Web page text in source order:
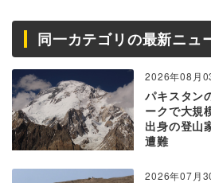
同一カテゴリの最新ニュ
2026年08月
パキスタン
ークで大規
出身の登山
遭難
2026年07月